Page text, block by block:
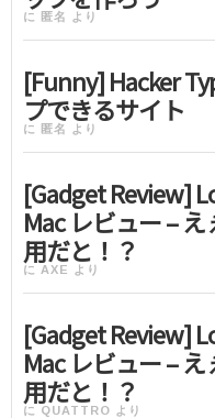
に 匿名 より
[Funny] Hacker
プできるサイト
に 匿名 より
[Gadget Review]
Mac レビュー –
用だと！？
に AXE より
[Gadget Review]
Mac レビュー –
用だと！？
に QUATTRO より